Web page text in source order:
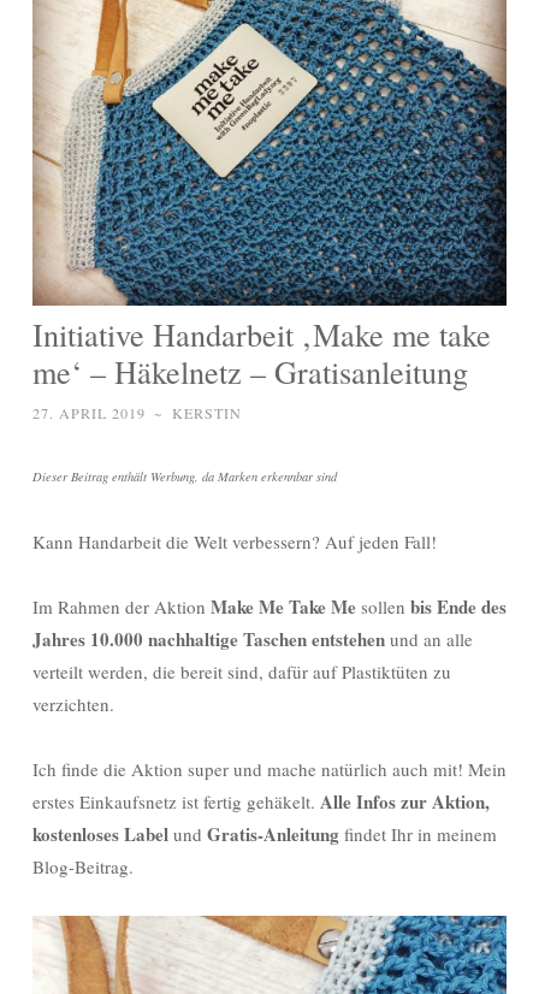
Initiative Handarbeit ‚Make me take
me‘ – Häkelnetz – Gratisanleitung
27. APRIL 2019 ~ KERSTIN
Dieser Beitrag enthält Werbung, da Marken erkennbar sind
Kann Handarbeit die Welt verbessern? Auf jeden Fall!
Im Rahmen der Aktion Make Me Take Me sollen bis Ende des
Jahres 10.000 nachhaltige Taschen entstehen und an alle
verteilt werden, die bereit sind, dafür auf Plastiktüten zu
verzichten.
Ich finde die Aktion super und mache natürlich auch mit! Mein
erstes Einkaufsnetz ist fertig gehäkelt. Alle Infos zur Aktion,
kostenloses Label und Gratis-Anleitung findet Ihr in meinem
Blog-Beitrag.